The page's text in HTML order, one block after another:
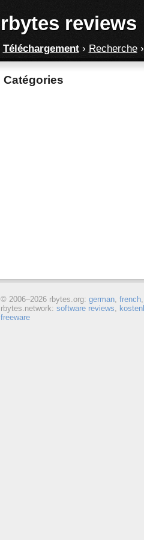
rbytes reviews
Téléchargement› Recherche›
Catégories
© 2006–2026 rbytes.org: german, french,
rbytes.network: software reviews,
freeware